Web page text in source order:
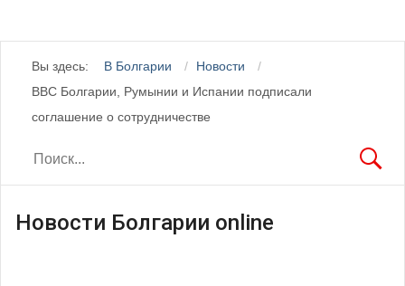
Вы здесь: В Болгарии
Новости
ВВС Болгарии, Румынии и Испании подписали
соглашение о сотрудничестве
Новости Болгарии online